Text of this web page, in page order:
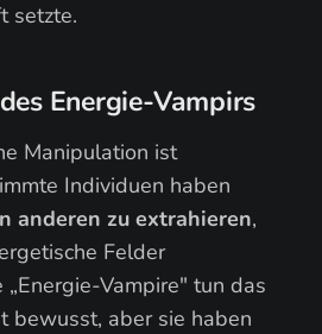
setzte.
Energie-Vampirs
Manipulation ist
Individuen haben
anderen zu extrahieren,
Felder
Vampire" tun das
bewusst, aber sie haben